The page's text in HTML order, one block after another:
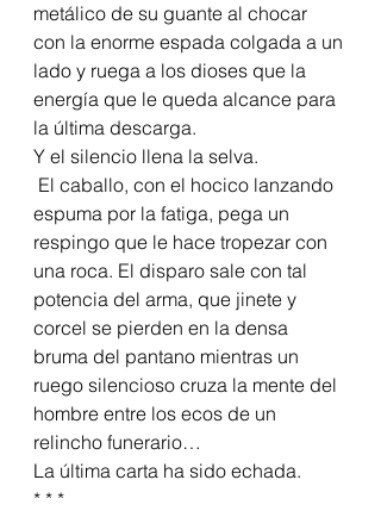
metálico de su guante al chocar
con la enorme espada colgada a un
lado y ruega a los dioses que la
energía que le queda alcance para
la última descarga.
Y el silencio llena la selva.
espuma por la fatiga, pega un
respingo que le hace tropezar con
una roca. El disparo sale con tal
potencia del arma, que jinete y
corcel se pierden en la densa
bruma del pantano mientras un
ruego silencioso cruza la mente del
hombre entre los ecos de un
relincho funerario…
La última carta ha sido echada.
* * *